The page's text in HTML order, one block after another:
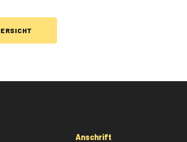
Anschrift